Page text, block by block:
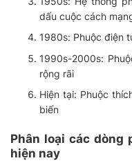
dấu cuộc cách
1980s: Phuộc điện
1990s-2000s:
rộng rãi
Hiện tại: Phuộc
biến
Phân loại các dòng
hiện nay